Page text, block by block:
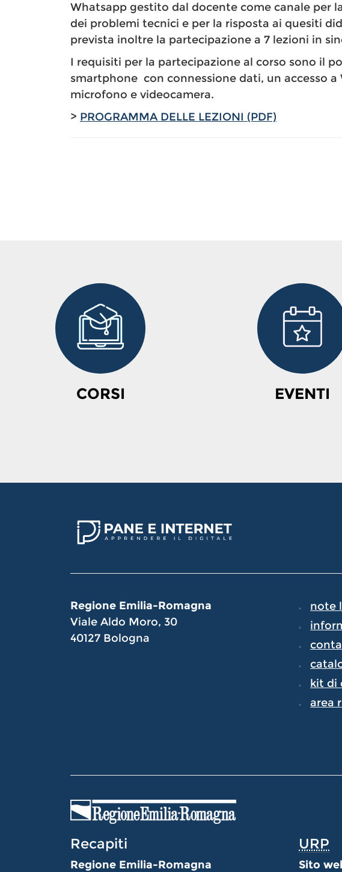
Whatsapp gestito dal docente come canale per
dei problemi tecnici e per la risposta ai quesiti
prevista inoltre la partecipazione a 7 lezioni in
I requisiti per la partecipazione al corso sono il
smartphone con connessione dati, un accesso a
microfono e videocamera.
> PROGRAMMA DELLE LEZIONI (PDF)
CORSI EVENTI
Regione Emilia-Romagna
Viale Aldo Moro, 30
40127 Bologna
note
kit di
area
Recapiti
Regione Emilia-Romagna
URP
Sito